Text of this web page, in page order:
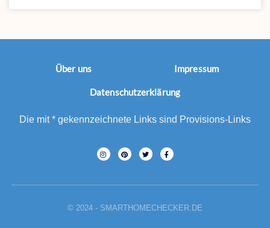
Über uns Impressum
Datenschutzerklärung
Die mit * gekennzeichnete Links sind Provisions-Links
© 2024 - SMARTHOMECHECKER.DE